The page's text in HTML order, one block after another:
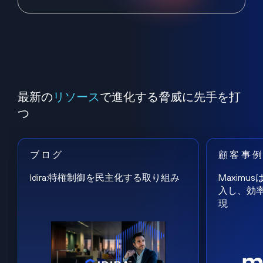
最新の リソースで進化する脅威に先手を打
つ
ブログ
Idira:特権制御を民主化する取り組み
顧客事
Maximus
入し、効
現